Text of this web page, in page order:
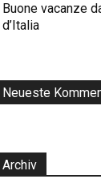
Buone vacanze
d’Italia
Neueste
Archiv